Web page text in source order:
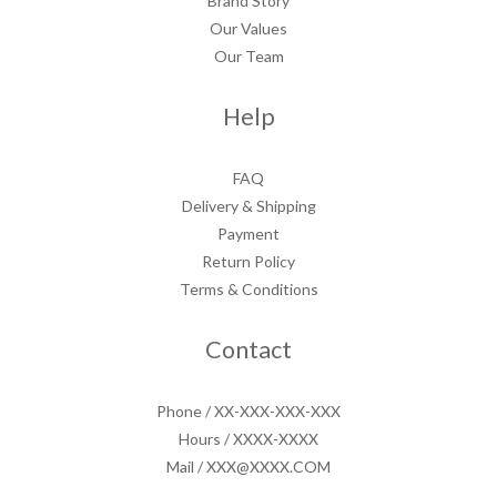
Our Values
Our Team
Help
FAQ
Delivery & Shipping
Payment
Return Policy
Terms & Conditions
Contact
Phone / XX-XXX-XXX-XXX
Hours / XXXX-XXXX
Mail / XXX@XXXX.COM